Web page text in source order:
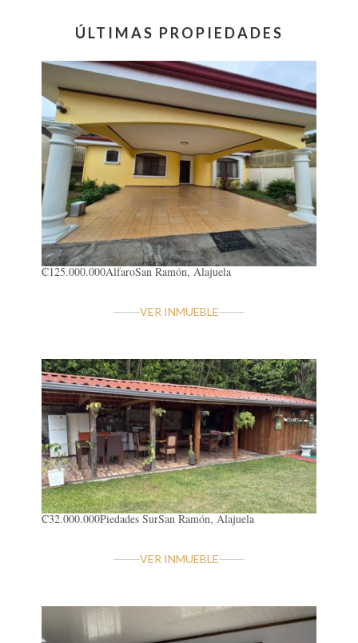
ÚLTIMAS PROPIEDADES
₡125.000.000AlfaroSan Ramón, Alajuela
VER INMUEBLE
₡32.000.000Piedades SurSan Ramón, Alajuela
VER INMUEBLE